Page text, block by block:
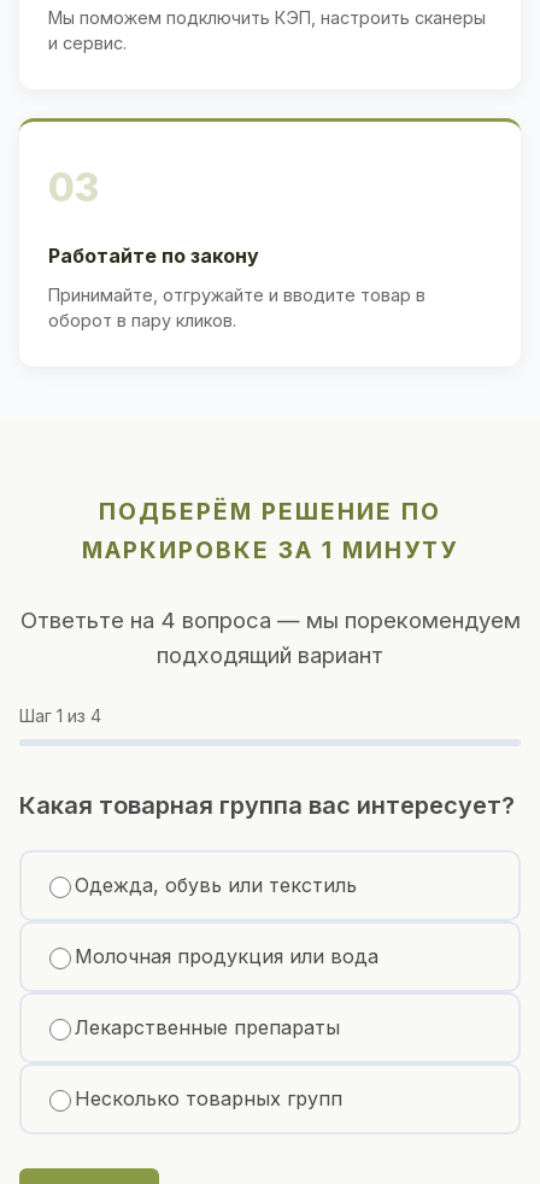
Мы поможем подключить КЭП, настроить сканеры
и сервис.
03
Работайте по закону
Принимайте, отгружайте и вводите товар в
оборот в пару кликов.
ПОДБЕРЁМ РЕШЕНИЕ ПО
МАРКИРОВКЕ ЗА 1 МИНУТУ
Ответьте на 4 вопроса — мы порекомендуем
подходящий вариант
Шаг 1 из 4
Какая товарная группа вас интересует?
Одежда, обувь или текстиль
Молочная продукция или вода
Лекарственные препараты
Несколько товарных групп